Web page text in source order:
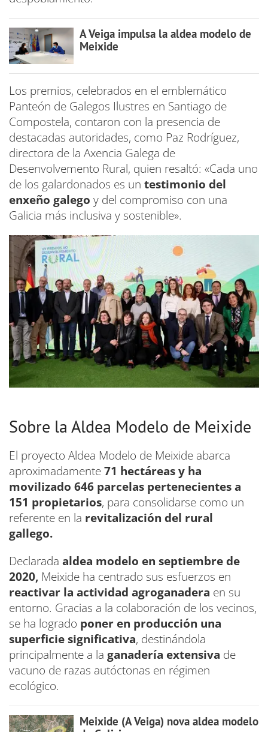
A Veiga impulsa la aldea modelo de
Meixide
Los premios, celebrados en el emblemático
Panteón de Galegos Ilustres en Santiago de
Compostela, contaron con la presencia de
destacadas autoridades, como Paz Rodríguez,
directora de la Axencia Galega de
Desenvolvemento Rural, quien resaltó: «Cada uno
de los galardonados es un testimonio del
enxeño galego y del compromiso con una
Galicia más inclusiva y sostenible».
Sobre la Aldea Modelo de Meixide
El proyecto Aldea Modelo de Meixide abarca
aproximadamente71 hectáreas y ha
movilizado 646 parcelas pertenecientes a
151 propietarios, para consolidarse como un
referente en la revitalización del rural
gallego.
Declarada aldea modelo en septiembre de
2020, Meixide ha centrado sus esfuerzos en
reactivar la actividad agroganadera en su
entorno. Gracias a la colaboración de los vecinos,
se ha logrado poner en producción una
superficie significativa, destinándola
principalmente a la ganadería extensiva de
vacuno de razas autóctonas en régimen
ecológico.
Meixide (A Veiga) nova aldea modelo